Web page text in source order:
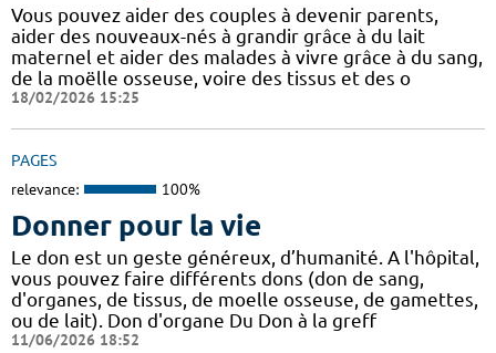
Vous pouvez aider des couples à devenir parents,
aider des nouveaux-nés à grandir grâce à du lait
maternel et aider des malades à vivre grâce à du sang,
de la moëlle osseuse, voire des tissus et des o
18/02/2026 15:25
PAGES
relevance: 100%
Donner pour la vie
Le don est un geste généreux, d’humanité. A l'hôpital,
vous pouvez faire différents dons (don de sang,
d'organes, de tissus, de moelle osseuse, de gamettes,
ou de lait). Don d'organe Du Don à la greff
11/06/2026 18:52